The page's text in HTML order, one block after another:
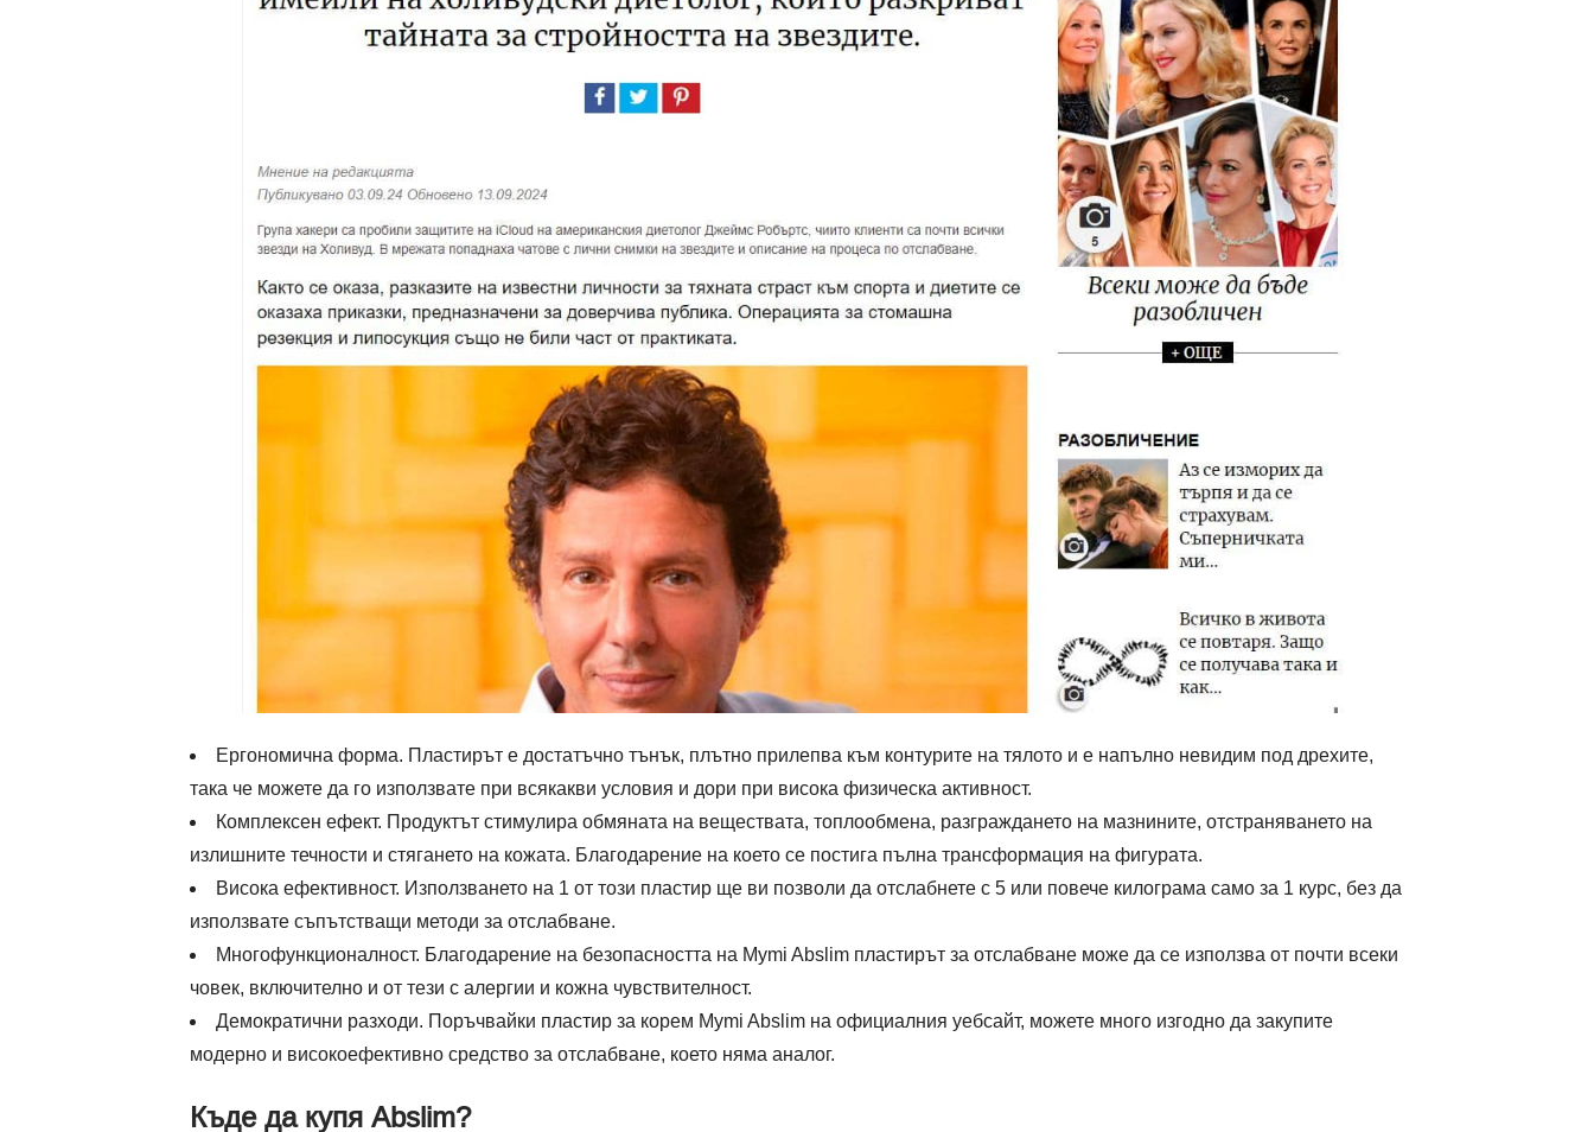
Ергономична форма. Пластирът е достатъчно тънък, плътно прилепва към контурите на тялото и е напълно невидим под дрехите,
така че можете да го използвате при всякакви условия и дори при висока физическа активност.
Комплексен ефект. Продуктът стимулира обмяната на веществата, топлообмена, разграждането на мазнините, отстраняването на
излишните течности и стягането на кожата. Благодарение на което се постига пълна трансформация на фигурата.
Висока ефективност. Използването на 1 от този пластир ще ви позволи да отслабнете с 5 или повече килограма само за 1 курс, без да
използвате съпътстващи методи за отслабване.
Многофункционалност. Благодарение на безопасността на Mymi Abslim пластирът за отслабване може да се използва от почти всеки
човек, включително и от тези с алергии и кожна чувствителност.
Демократични разходи. Поръчвайки пластир за корем Mymi Abslim на официалния уебсайт, можете много изгодно да закупите
модерно и високоефективно средство за отслабване, което няма аналог.
Къде да купя Abslim?